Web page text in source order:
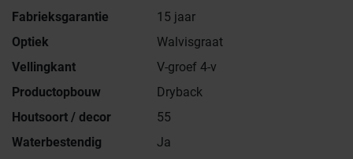
Fabrieksgarantie
15 jaar
Optiek
Walvisgraat
Vellingkant
V-groef 4-v
Productopbouw
Dryback
Houtsoort / decor
55
Waterbestendig
Ja